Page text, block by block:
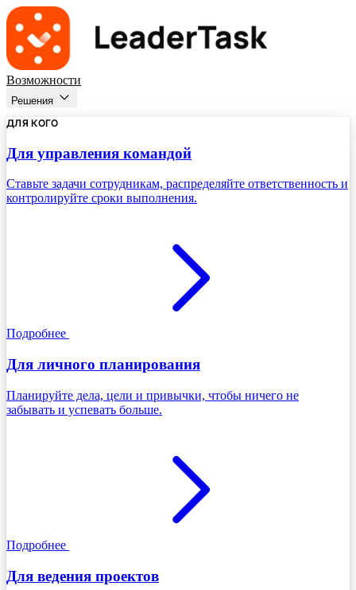
Возможности
Решения
ДЛЯ КОГО
Для управления командой
Ставьте задачи сотрудникам, распределяйте ответственность и
контролируйте сроки выполнения.
Подробнее
Для личного планирования
Планируйте дела, цели и привычки, чтобы ничего не
забывать и успевать больше.
Подробнее
Для ведения проектов